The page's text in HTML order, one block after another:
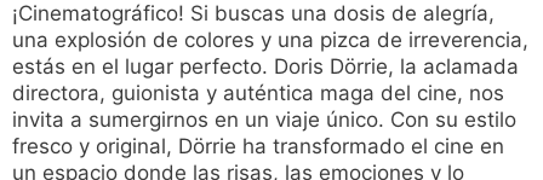
¡Cinematográfico! Si buscas una dosis de alegría,
una explosión de colores y una pizca de irreverencia,
estás en el lugar perfecto. Doris Dörrie, la aclamada
directora, guionista y auténtica maga del cine, nos
invita a sumergirnos en un viaje único. Con su estilo
fresco y original, Dörrie ha transformado el cine en
un espacio donde las risas, las emociones y lo